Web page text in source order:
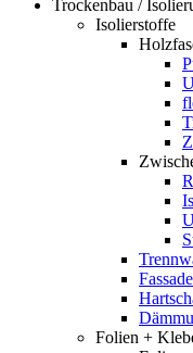
Trockenbau /
Isolierstoffe
Folien +